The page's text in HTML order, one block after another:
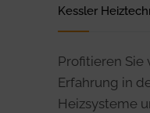
Kessler
Profitieren Sie
Erfahrung in
Heizsysteme